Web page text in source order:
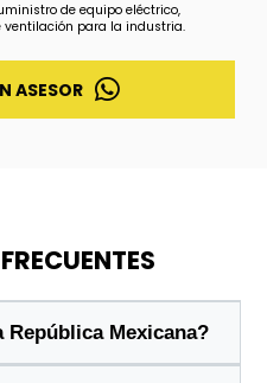
de equipo eléctrico,
ventilación para la industria.
ASESOR
República Mexicana?